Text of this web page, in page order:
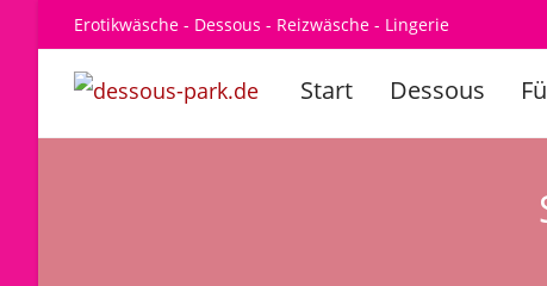
Inhalt
Erotikwäsche - Dessous - Reizwäsche - Lingerie
Start Dessous